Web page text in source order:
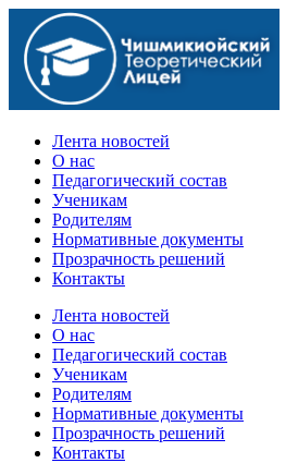
Официальный сайт учебного заведения
Лента новостей
О нас
Педагогический состав
Ученикам
Родителям
Нормативные документы
Прозрачность решений
Контакты
Лента новостей
О нас
Педагогический состав
Ученикам
Родителям
Нормативные документы
Прозрачность решений
Контакты